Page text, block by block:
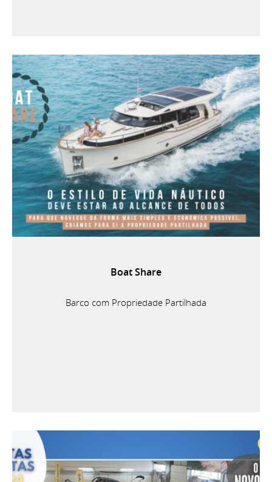
Boat Share
Barco com Propriedade Partilhada